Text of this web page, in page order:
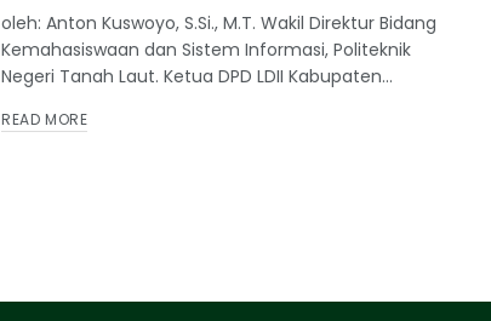
oleh: Anton Kuswoyo, S.Si., M.T. Wakil Direktur Bidang
Kemahasiswaan dan Sistem Informasi, Politeknik
Negeri Tanah Laut. Ketua DPD LDII Kabupaten...
READ MOREDETAILS